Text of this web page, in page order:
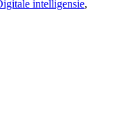
intelligensie,